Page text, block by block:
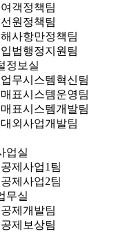
여객정책팀
선원정책팀
해사항만정책팀
입법행정지원팀
정보실
업무시스템혁신팀
매표시스템운영팀
매표시스템개발팀
대외사업개발팀
업실
공제사업1팀
공제사업2팀
무실
공제개발팀
공제보상팀